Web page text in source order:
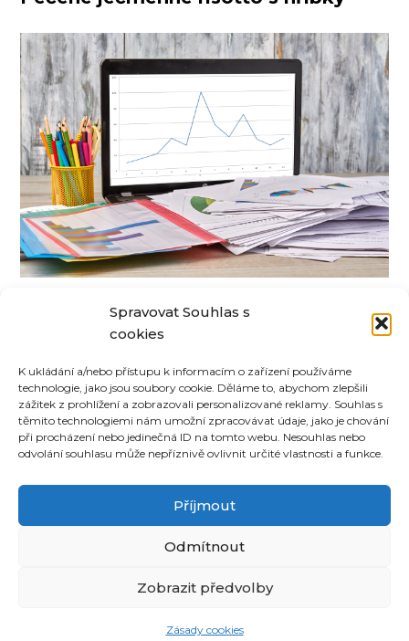
Spravovat Souhlas s
cookies
K ukládání a/nebo přístupu k informacím o zařízení používáme
technologie, jako jsou soubory cookie. Děláme to, abychom zlepšili
zážitek z prohlížení a zobrazovali personalizované reklamy. Souhlas s
těmito technologiemi nám umožní zpracovávat údaje, jako je chování
při procházení nebo jedinečná ID na tomto webu. Nesouhlas nebo
odvolání souhlasu může nepříznivě ovlivnit určité vlastnosti a funkce.
Příjmout
Odmítnout
Zobrazit předvolby
Zásady cookies
zjednodušit účetnictví a
CoUvaříme.cz
2026•Kontakt
inRecepty24.cz|DomácíDort.cz|